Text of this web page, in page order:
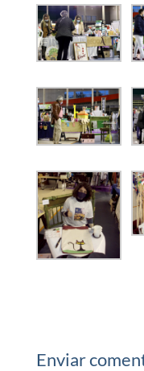
Enviar